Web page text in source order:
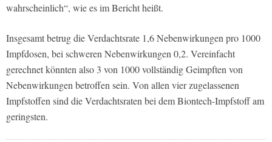
wahrscheinlich“, wie es im Bericht heißt.
Insgesamt betrug die Verdachtsrate 1,6 Nebenwirkungen pro 1000
Impfdosen, bei schweren Nebenwirkungen 0,2. Vereinfacht
gerechnet könnten also 3 von 1000 vollständig Geimpften von
Nebenwirkungen betroffen sein. Von allen vier zugelassenen
Impfstoffen sind die Verdachtsraten bei dem Biontech-Impfstoff am
geringsten.